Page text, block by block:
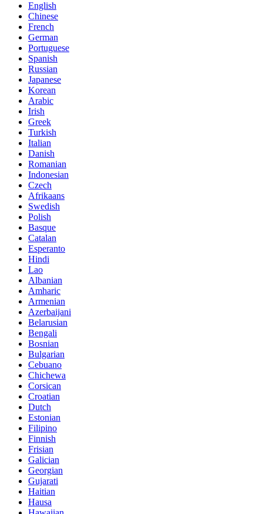
English
Chinese
French
German
Portuguese
Spanish
Russian
Japanese
Korean
Arabic
Irish
Greek
Turkish
Italian
Danish
Romanian
Indonesian
Czech
Afrikaans
Swedish
Polish
Basque
Catalan
Esperanto
Hindi
Lao
Albanian
Amharic
Armenian
Azerbaijani
Belarusian
Bengali
Bosnian
Bulgarian
Cebuano
Chichewa
Corsican
Croatian
Dutch
Estonian
Filipino
Finnish
Frisian
Galician
Georgian
Gujarati
Haitian
Hausa